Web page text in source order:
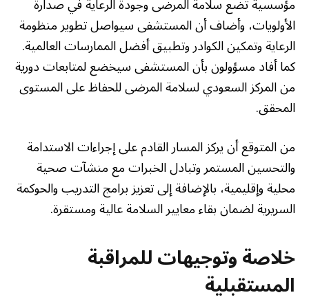
الأولويات، وأضاف أن المستشفى سيواصل تطوير منظومة
الرعاية وتمكين الكوادر وتطبيق أفضل الممارسات العالمية.
كما أفاد مسؤولون بأن المستشفى سيخضع لمتابعات دورية
من المركز السعودي لسلامة المرضى للحفاظ على المستوى
المحقق.
من المتوقع أن يركز المسار القادم على إجراءات الاستدامة
والتحسين المستمر وتبادل الخبرات مع منشآت صحية
محلية وإقليمية، بالإضافة إلى تعزيز برامج التدريب والحوكمة
السريرية لضمان بقاء معايير السلامة عالية ومستقرة.
خلاصة وتوجيهات للمراقبة
المستقبلية